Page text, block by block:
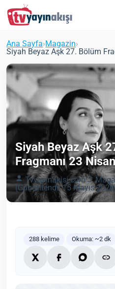
Ana Sayfa›Magazin›
Siyah Beyaz Aşk 27. Bölüm
Siyah Beyaz Aşk
Fragmanı 23
Tvyayinakisi.com
(Güncellendi: 15 Mayıs
288 kelime Okuma: ~2 dk